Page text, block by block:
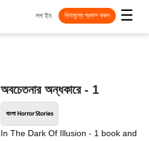
☰
লগ ইন বিনামূল্যে প্রকাশ করুন
অবচেতনার অন্ধকারে - 1
বাংলা Horror Stories
In The Dark Of Illusion - 1 book and